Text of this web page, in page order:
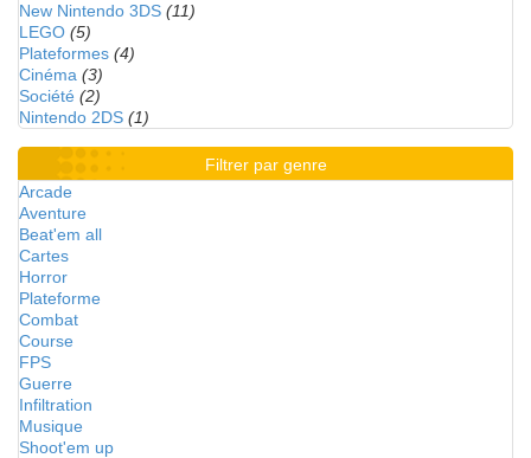
New Nintendo 3DS (11)
LEGO (5)
Plateformes (4)
Cinéma (3)
Société (2)
Nintendo 2DS (1)
Filtrer par genre
Arcade
Aventure
Beat'em all
Cartes
Horror
Plateforme
Combat
Course
FPS
Guerre
Infiltration
Musique
Shoot'em up